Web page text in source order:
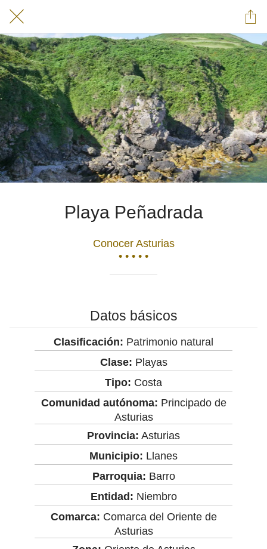
Playa Peñadrada
Conocer Asturias
• • • • •
Datos básicos
Clasificación: Patrimonio natural
Clase: Playas
Tipo: Costa
Comunidad autónoma: Principado de
Asturias
Provincia: Asturias
Municipio: Llanes
Parroquia: Barro
Entidad: Niembro
Comarca: Comarca del Oriente de
Asturias